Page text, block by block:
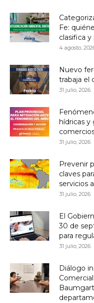
Fe:
clasifica
4 agosto,
Nuevo
trabaja el
31 julio, 2026
hídricas y
31 julio, 2026
Prevenir
claves
servicios
31 julio, 2026
El
30 de
para
31 julio, 2026
Diálogo